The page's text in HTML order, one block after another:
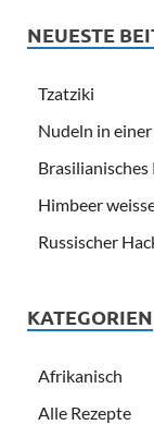
NEUESTE
Tzatziki
Nudeln in
Himbeer
Russischer
KATEGORIEN
Afrikanisch
Alle Rezepte